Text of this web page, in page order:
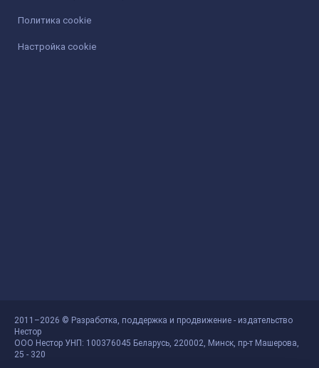
Политика cookie
Настройка cookie
2011–2026 © Разработка, поддержка и продвижение - издательство
Нестор
ООО Нестор УНП: 100376045 Беларусь, 220002, Минск, пр-т Машерова,
25 - 320